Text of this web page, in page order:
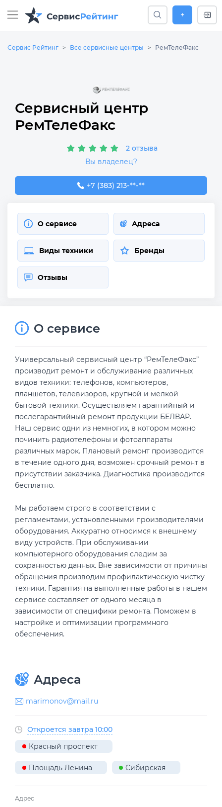
+
Сервис Рейтинг Все сервисные центры РемТелеФакс
Сервисный центр
РемТелеФакс
2 отзыва
Вы владелец?
+7 (383) 213-73-66
+7 (383) 213-**-**
О сервисе Адреса
Виды техники Бренды
Отзывы
О сервисе
Универсальный сервисный центр “РемТелеФакс”
производит ремонт и обслуживание различных
видов техники: телефонов, компьютеров,
планшетов, телевизоров, крупной и мелкой
бытовой техники. Осуществляем гарантийный и
послегарантийный ремонт продукции БЕЛВАР.
Наш сервис одни из немногих, в котором можно
починить радиотелефоны и фотоаппараты
различных марок. Плановый ремонт производится
в течение одного дня, возможен срочный ремонт в
присутствии заказчика. Диагностика производится
бесплатно.
Мы работаем строго в соответствии с
регламентами, установленными производителями
оборудования. Аккуратно относимся к внешнему
виду устройств. При обслуживании
компьютерного оборудования следим за
сохранностью данных. Вне зависимости от причины
обращения производим профилактическую чистку
техники. Гарантия на выполненные работы в нашем
сервисе составляет от одного месяца в
зависимости от специфики ремонта. Поможем в
настройке и оптимизации программного
обеспечения.
Адреса
marimonov@mail.ru
Откроется завтра 10:00
Красный проспект
Площадь Ленина Сибирская
Адрес